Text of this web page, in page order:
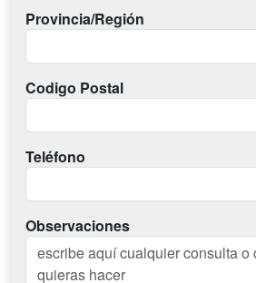
Provincia/Región
Codigo Postal
Teléfono
Observaciones